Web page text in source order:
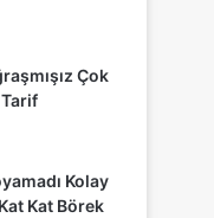
Çok
Tarif
Kolay
Kat Börek